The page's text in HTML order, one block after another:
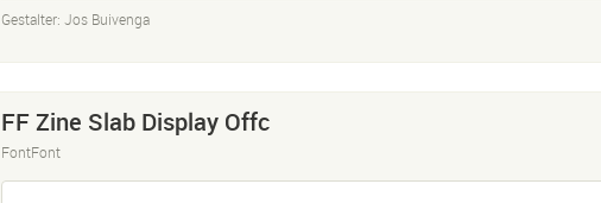
Gestalter: Jos Buivenga
FF Zine Slab Display Offc
FontFont